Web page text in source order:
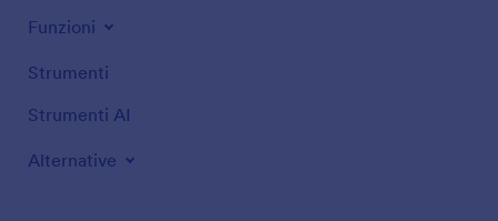
Funzioni
Strumenti
Strumenti AI
Alternative